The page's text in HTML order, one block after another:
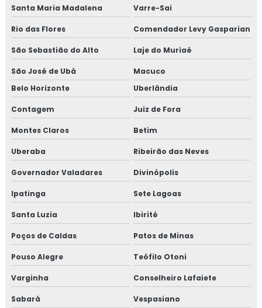
Santa Maria Madalena Varre-Sai
Rio das Flores Comendador Levy Gasparian
São Sebastião do Alto Laje do Muriaé
São José de Ubá
Macuco
Belo Horizonte
Uberlândia
Contagem Juiz de Fora
Montes Claros Betim
Uberaba Ribeirão das Neves
Governador Valadares Divinópolis
Ipatinga Sete Lagoas
Santa Luzia Ibirité
Poços de Caldas Patos de Minas
Pouso Alegre Teófilo Otoni
Varginha Conselheiro Lafaiete
Sabará Vespasiano